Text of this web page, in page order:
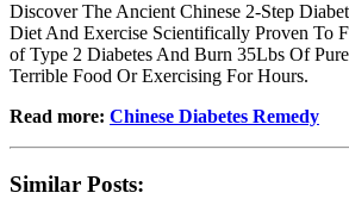
Discover The Ancient Chinese 2-Step
Diet And Exercise Scientifically Proven To
of Type 2 Diabetes And Burn 35Lbs Of
Terrible Food Or Exercising For Hours.
Read more: Chinese Diabetes Remedy
Similar Posts: